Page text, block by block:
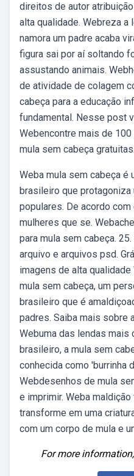
direitos de autor
alta qualidade. Webreza a
namora um padre acaba
figura sai por aí soltando
assustando animais.
de atividade de colagem
cabeça para a educação
fundamental. Nesse post
Webencontre mais de
mula sem cabeça gratuitas.
Weba mula sem cabeça
brasileiro que protagoniza
populares. De acordo
mulheres que se.
para mula sem cabeça.
arquivo e arquivos psd.
imagens de alta
mula sem cabeça, um
brasileiro que é
padres. Saiba mais sobre
Webuma das lendas
brasileiro, a mula sem
conhecida como 'burrinha
Webdesenhos de mula
e imprimir. Weba
transforme em uma
com um corpo de mula e
For more